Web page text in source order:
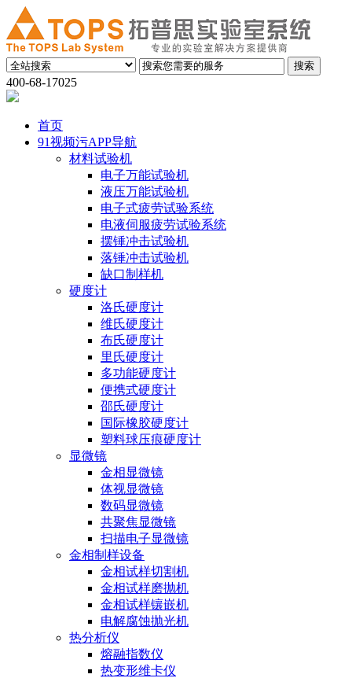
400-68-17025
首页
91视频污APP导航
材料试验机
电子万能试验机
液压万能试验机
电子式疲劳试验系统
电液伺服疲劳试验系统
摆锤冲击试验机
落锤冲击试验机
缺口制样机
硬度计
洛氏硬度计
维氏硬度计
布氏硬度计
里氏硬度计
多功能硬度计
便携式硬度计
邵氏硬度计
国际橡胶硬度计
塑料球压痕硬度计
显微镜
金相显微镜
体视显微镜
数码显微镜
共聚焦显微镜
扫描电子显微镜
金相制样设备
金相试样切割机
金相试样磨抛机
金相试样镶嵌机
电解腐蚀抛光机
热分析仪
熔融指数仪
热变形维卡仪